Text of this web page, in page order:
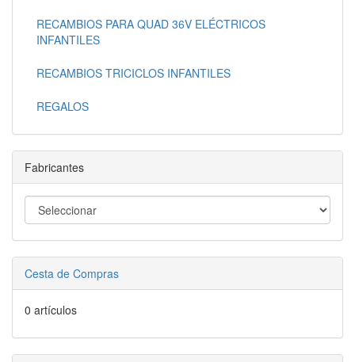
RECAMBIOS PARA QUAD 36V ELÉCTRICOS
INFANTILES
RECAMBIOS TRICICLOS INFANTILES
REGALOS
Fabricantes
Cesta de Compras
0 artículos